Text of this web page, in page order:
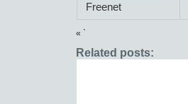
Freenet
« `
Related posts: